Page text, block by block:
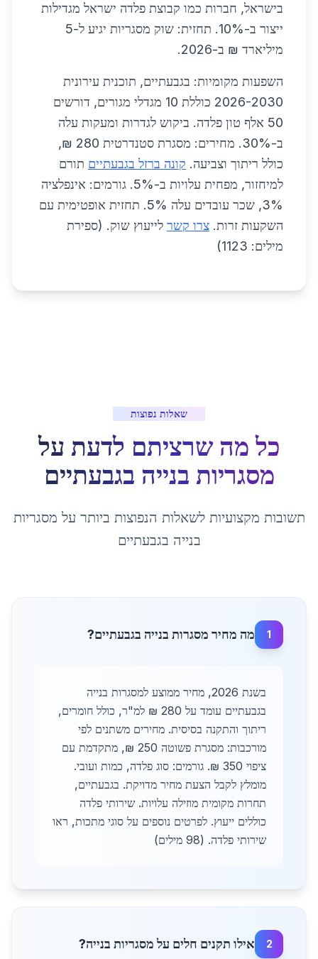
בישראל, חברות כמו קבוצת פלדה ישראל מגדילות
ייצור ב-10%. תחזית: שוק מסגריות יגיע ל-5
מיליארד ₪ ב-2026.
השפעות מקומיות: בגבעתיים, תוכנית עירונית
2026-2030 כוללת 10 מגדלי מגורים, דורשים
50 אלף טון פלדה. ביקוש לגדרות ומעקות עלה
ב-30%. מחירים: מסגרת סטנדרטית 280 ₪,
כולל ריתוך וצביעה. קונה ברזל בגבעתיים תורם
למיחזור, מפחית עלויות ב-5%. גורמים: אינפלציה
3%, שכר עובדים עלה 5%. תחזית אופטימית עם
השקעות זרות. צרו קשר לייעוץ שוק. (ספירת
מילים: 1123)
שאלות נפוצות
כל מה שרציתם לדעת על
מסגריות בנייה בגבעתיים
תשובות מקצועיות לשאלות הנפוצות ביותר על מסגריות
בנייה בגבעתיים
1 מה מחיר מסגרות בנייה בגבעתיים?
בשנת 2026, מחיר ממוצע למסגרות בנייה
בגבעתיים עומד על 280 ₪ למ"ר, כולל חומרים,
ריתוך והתקנה בסיסית. מחירים משתנים לפי
מורכבות: מסגרת פשוטה 250 ₪, מתקדמת עם
ציפוי 350 ₪. גורמים: סוג פלדה, כמות ועובי.
מומלץ לקבל הצעת מחיר מדויקת. בגבעתיים,
תחרות מקומית מוזילה עלויות. שירותי פלדה
כוללים ייעוץ. לפרטים נוספים על סוגי מתכות, ראו
שירותי פלדה. (98 מילים)
2 אילו תקנים חלים על מסגריות בנייה?